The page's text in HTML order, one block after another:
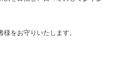
をお守りいたします。